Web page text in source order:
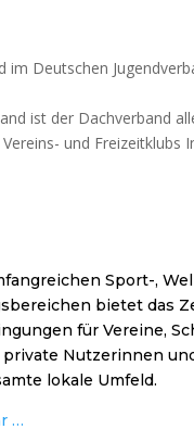
im Deutschen
ist der Dachverband
und Freizeitklubs
Sport-,
bietet das
für Vereine,
private Nutzerinnen
lokale Umfeld.
…